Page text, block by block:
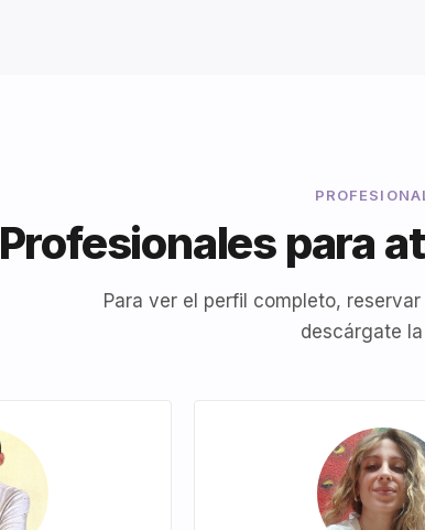
Profesionales para
Para ver el perfil completo,
descárgate la